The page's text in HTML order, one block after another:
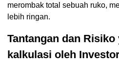
merombak total sebuah ruko,
lebih ringan.
Tantangan dan
kalkulasi oleh